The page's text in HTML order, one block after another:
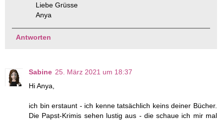
Liebe Grüsse
Anya
Antworten
Sabine 25. März 2021 um 18:37
Hi Anya,
ich bin erstaunt - ich kenne tatsächlich keins deiner Bücher.
Die Papst-Krimis sehen lustig aus - die schaue ich mir mal